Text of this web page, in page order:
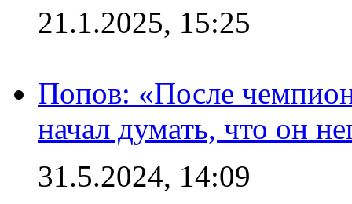
21.1.2025, 15:25
Попов: «После
начал думать, что он
31.5.2024, 14:09